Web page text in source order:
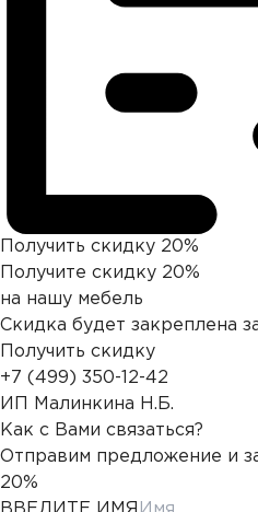
Получить скидку 20%
Получите скидку 20%
на нашу мебель
Скидка будет закреплена
Получить скидку
+7 (499) 350-12-42
ИП Малинкина Н.Б.
Как с Вами связаться?
Отправим предложение и
20%